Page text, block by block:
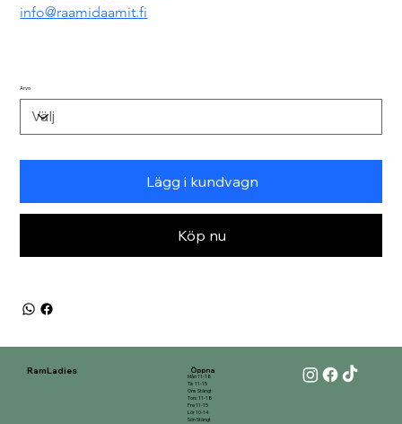
info@raamidaamit.fi
Arvo
Lägg i kundvagn
Köp nu
RamLadies
Mån 11-18
Tis 11-15
Ons Stängt
Tors 11-18
Fre 11-15
Lör 10-14
Sön Stängt
Öppna